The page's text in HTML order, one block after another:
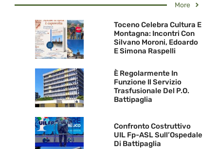
More
Toceno Celebra Cultura E
Montagna: Incontri Con
Silvano Moroni, Edoardo
E Simona Raspelli
È Regolarmente In
Funzione Il Servizio
Trasfusionale Del P.O.
Battipaglia
Confronto Costruttivo
UIL Fp-ASL Sull’Ospedale
Di Battipaglia